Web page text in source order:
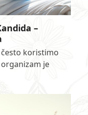
–
koristimo
je